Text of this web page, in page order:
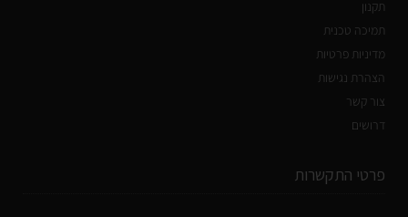
תקנון
תמיכה טכנית
מדיניות פרטיות
הצהרת נגישות
צור קשר
דרושים
פרטי התקשרות